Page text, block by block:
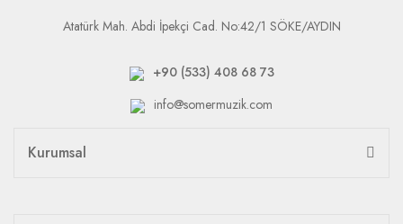
Atatürk Mah. Abdi İpekçi Cad. No:42/1 SÖKE/AYDIN
+90 (533) 408 68 73
info@somermuzik.com
Kurumsal